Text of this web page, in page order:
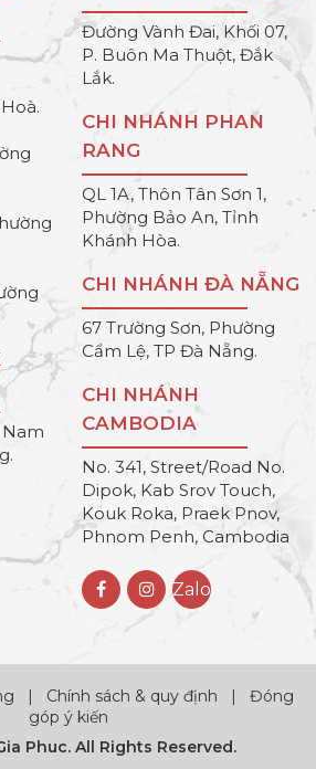
Nam
Đường Vành Đai, Khối 07,
P. Buôn Ma Thuột, Đắk
Lắk.
CHI NHÁNH PHAN
RANG
QL 1A, Thôn Tân Sơn 1,
Phường Bảo An, Tỉnh
Khánh Hòa.
CHI NHÁNH ĐÀ NẴNG
67 Trường Sơn, Phường
Cẩm Lệ, TP Đà Nẵng.
CHI NHÁNH
CAMBODIA
No. 341, Street/Road No.
Dipok, Kab Srov Touch,
Kouk Roka, Praek Pnov,
Phnom Penh, Cambodia
Zalo
| Chính sách & quy định | Đóng
góp ý kiến
Phuc. All Rights Reserved.